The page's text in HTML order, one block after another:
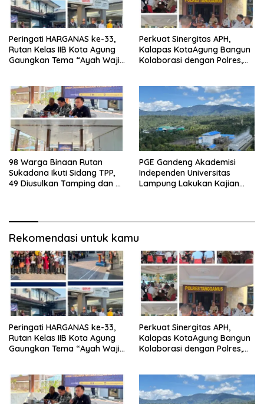
Peringati HARGANAS ke-33,
Rutan Kelas IIB Kota Agung
Gaungkan Tema “Ayah Wajib
Emas 2045
Perkuat Sinergitas APH,
Kalapas KotaAgung Bangun
Kolaborasi dengan Polres,
98 Warga Binaan Rutan
Sukadana Ikuti Sidang TPP,
49 Diusulkan Tamping dan 49
PGE Gandeng Akademisi
Independen Universitas
Lampung Lakukan Kajian
Rekomendasi untuk kamu
Peringati HARGANAS ke-33,
Rutan Kelas IIB Kota Agung
Gaungkan Tema “Ayah Wajib
Emas 2045
Perkuat Sinergitas APH,
Kalapas KotaAgung Bangun
Kolaborasi dengan Polres,